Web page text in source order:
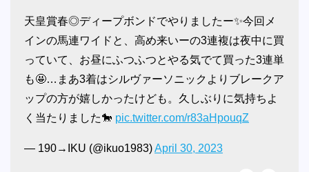
天皇賞春◎ディープボンドでやりましたー✨今回メ
インの馬連ワイドと、高め来いーの3連複は夜中に買
っていて、お昼にふつふつとやる気でて買った3連単
も🤩…まあ3着はシルヴァーソニックよりブレークア
ップの方が嬉しかったけども。久しぶりに気持ちよ
く当たりました🐎 pic.twitter.com/r83aHpouqZ
— 190→IKU (@ikuo1983)April 30, 2023